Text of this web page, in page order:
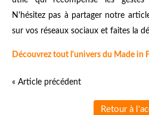
N'hésitez pas à partager notre
sur vos réseaux sociaux et faites la
Découvrez tout l'univers du Made in
« Article précédent
Retour à